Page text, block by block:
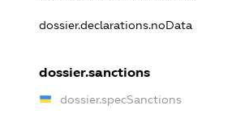
dossier.declarations.noData
dossier.sanctions
dossier.specSanctions